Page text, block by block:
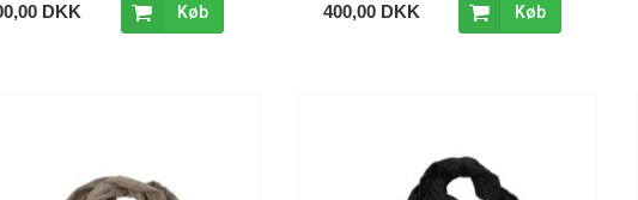
DKK Køb 400,00 DKK Køb